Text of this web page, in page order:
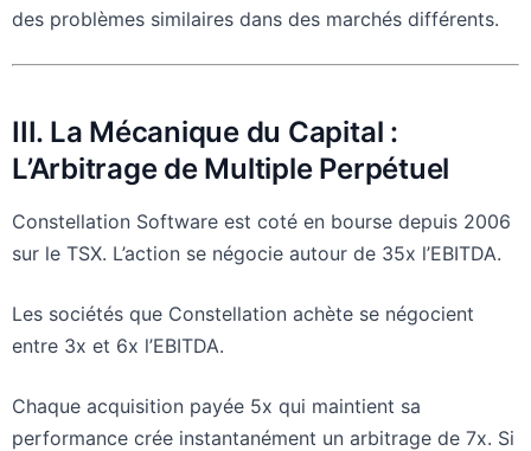
des problèmes similaires dans des marchés différents.
III. La Mécanique du Capital :
L’Arbitrage de Multiple Perpétuel
Constellation Software est coté en bourse depuis 2006
sur le TSX. L’action se négocie autour de 35x l’EBITDA.
Les sociétés que Constellation achète se négocient
entre 3x et 6x l’EBITDA.
Chaque acquisition payée 5x qui maintient sa
performance crée instantanément un arbitrage de 7x. Si